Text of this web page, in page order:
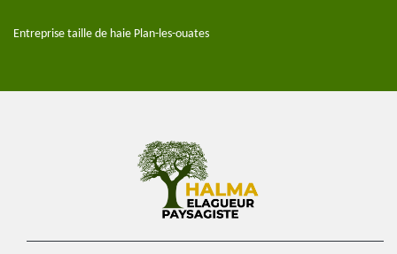
Entreprise taille de haie Plan-les-ouates